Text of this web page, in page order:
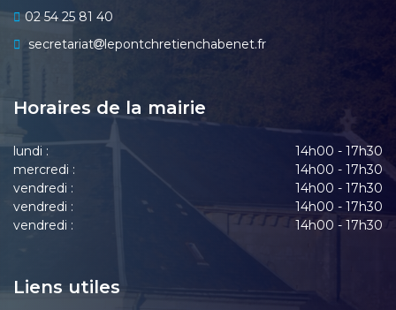
02 54 25 81 40
secretariat
lepontchretienchabenet.fr
Horaires de la mairie
lundi :
14h00 - 17h30
mercredi :
14h00 - 17h30
vendredi :
14h00 - 17h30
vendredi :
14h00 - 17h30
vendredi :
14h00 - 17h30
Liens utiles